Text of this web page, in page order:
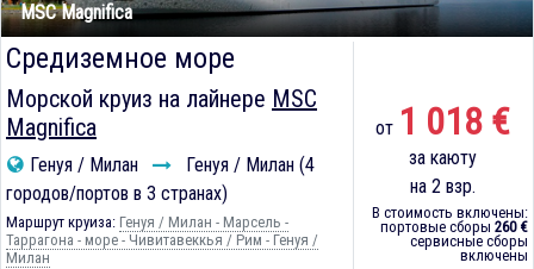
MSC Magnifica
Средиземное море
Морской круиз на лайнере MSC
Magnifica
Генуя / Милан
Генуя / Милан (4
городов/портов в 3 странах)
Маршрут круиза: Генуя / Милан - Марсель -
Таррагона - море - Чивитавеккья / Рим - Генуя /
Милан
от 1 018 €
за каюту
на 2 взр.
В стоимость включены:
портовые сборы 260 €
сервисные сборы
включены